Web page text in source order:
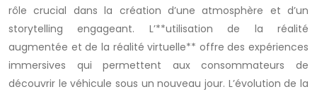
rôle crucial dans la création d’une atmosphère et d’un
storytelling engageant. L’**utilisation de la réalité
augmentée et de la réalité virtuelle** offre des expériences
immersives qui permettent aux consommateurs de
découvrir le véhicule sous un nouveau jour. L’évolution de la